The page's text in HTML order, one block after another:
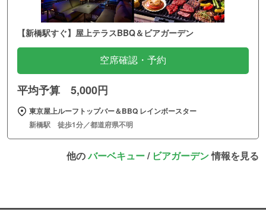
【新橋駅すぐ】屋上テラスBBQ＆ビアガーデン
空席確認・予約
平均予算 5,000円
東京屋上ルーフトップバー＆BBQ レインボースター
新橋駅 徒歩1分／都道府県不明
他のバーベキュー/ ビアガーデン情報を見る